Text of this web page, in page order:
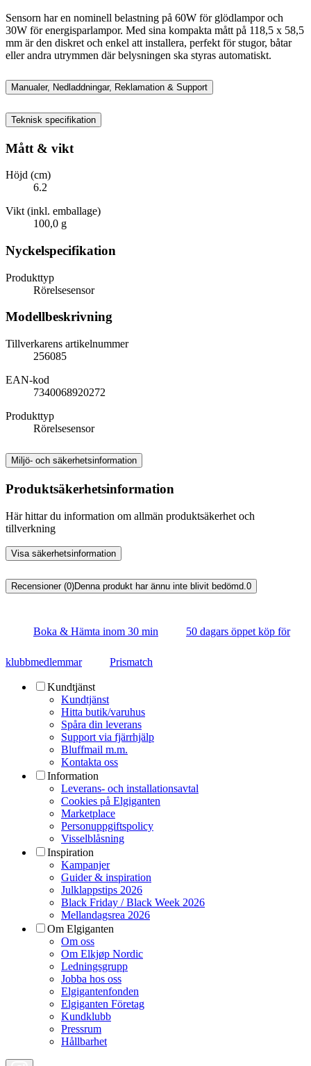
Sensorn har en nominell belastning på 60W för glödlampor och
30W för energisparlampor. Med sina kompakta mått på 118,5 x 58,5
mm är den diskret och enkel att installera, perfekt för stugor, båtar
eller andra utrymmen där belysningen ska styras automatiskt.
Manualer, Nedladdningar, Reklamation & Support
Teknisk specifikation
Mått & vikt
Höjd (cm)
6.2
Vikt (inkl. emballage)
100,0 g
Nyckelspecifikation
Produkttyp
Rörelsesensor
Modellbeskrivning
Tillverkarens artikelnummer
256085
EAN-kod
7340068920272
Produkttyp
Rörelsesensor
Miljö- och säkerhetsinformation
Produktsäkerhetsinformation
Här hittar du information om allmän produktsäkerhet och
tillverkning
Visa säkerhetsinformation
Recensioner (0)Denna produkt har ännu inte blivit bedömd. 0
Boka & Hämta inom 30 min 50 dagars öppet köp för
klubbmedlemmar Prismatch
Kundtjänst
Kundtjänst
Hitta butik/varuhus
Spåra din leverans
Support via fjärrhjälp
Bluffmail m.m.
Kontakta oss
Information
Leverans- och installationsavtal
Cookies på Elgiganten
Marketplace
Personuppgiftspolicy
Visselblåsning
Inspiration
Kampanjer
Guider & inspiration
Julklappstips 2026
Black Friday / Black Week 2026
Mellandagsrea 2026
Om Elgiganten
Om oss
Om Elkjøp Nordic
Ledningsgrupp
Jobba hos oss
Elgigantenfonden
Elgiganten Företag
Kundklubb
Pressrum
Hållbarhet